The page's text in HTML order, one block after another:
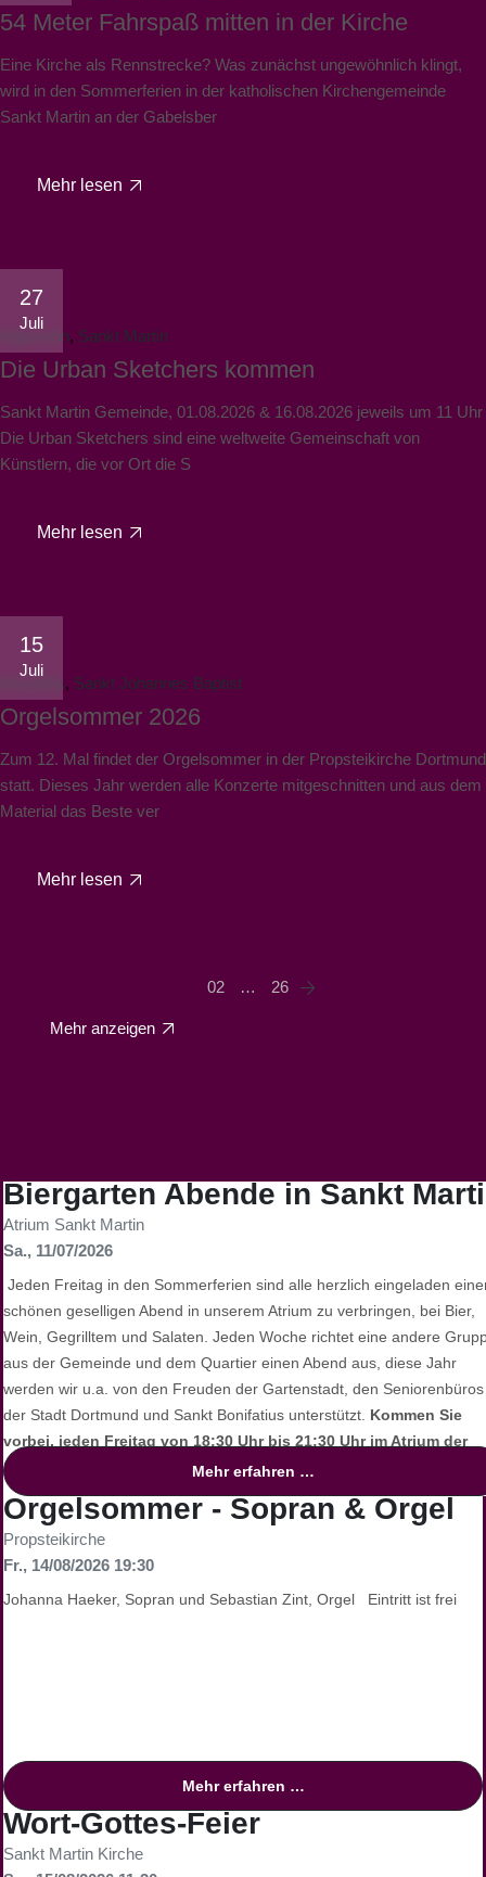
54 Meter Fahrspaß mitten in der Kirche
Eine Kirche als Rennstrecke? Was zunächst ungewöhnlich klingt,
wird in den Sommerferien in der katholischen Kirchengemeinde
Sankt Martin an der Gabelsber
Mehr lesen
27
Juli
Allgemein Sankt Martin
Die Urban Sketchers kommen
Sankt Martin Gemeinde, 01.08.2026 & 16.08.2026 jeweils um 11 Uhr
Die Urban Sketchers sind eine weltweite Gemeinschaft von
Künstlern, die vor Ort die S
Mehr lesen
15
Juli
Aktuelles Sankt Johannes Baptist
Orgelsommer 2026
Zum 12. Mal findet der Orgelsommer in der Propsteikirche Dortmund
statt. Dieses Jahr werden alle Konzerte mitgeschnitten und aus dem
Material das Beste ver
Mehr lesen
02 … 26
Mehr anzeigen
Biergarten Abende in Sankt
Atrium Sankt Martin
Sa., 11/07/2026
Jeden Freitag in den Sommerferien sind alle herzlich eingeladen
schönen geselligen Abend in unserem Atrium zu verbringen, bei Bier,
Wein, Gegrilltem und Salaten. Jeden Woche richtet eine andere
aus der Gemeinde und dem Quartier einen Abend aus, diese Jahr
werden wir u.a. von den Freuden der Gartenstadt, den Seniorenbüros
der Stadt Dortmund und Sankt Bonifatius unterstützt. Kommen Sie
vorbei, jeden Freitag von 18:30 Uhr bis 21:30 Uhr im Atrium der
Sankt Martin, Gemeinde Gabelsbergerstr. 32.
Mehr erfahren …
Orgelsommer - Sopran & Orgel
Propsteikirche
Fr., 14/08/2026 19:30
Johanna Haeker, Sopran und Sebastian Zint, Orgel Eintritt ist frei
Mehr erfahren …
Wort-Gottes-Feier
Sankt Martin Kirche